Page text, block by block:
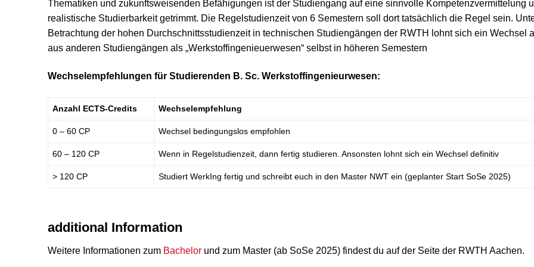
Thematiken und zukunftsweisenden Befähigungen ist der Studiengang auf eine sinnvolle Kompetenzvermittelung
realistische Studierbarkeit getrimmt. Die Regelstudienzeit von 6 Semestern soll dort tatsächlich die Regel sein.
Betrachtung der hohen Durchschnittsstudienzeit in technischen Studiengängen der RWTH lohnt sich ein Wechsel
aus anderen Studiengängen als „Werkstoffingenieuerwesen“ selbst in höheren Semestern
Wechselempfehlungen für Studierenden B. Sc. Werkstoffingenieurwesen:
Anzahl ECTS-Credits Wechselempfehlung
0 – 60 CP Wechsel bedingungslos empfohlen
60 – 120 CP Wenn in Regelstudienzeit, dann fertig studieren. Ansonsten lohnt sich ein Wechsel definitiv
> 120 CP Studiert WerkIng fertig und schreibt euch in den Master NWT ein (geplanter Start SoSe 2025)
additional Information
Weitere Informationen zum Bachelor und zum Master (ab SoSe 2025) findest du auf der Seite der RWTH Aachen.